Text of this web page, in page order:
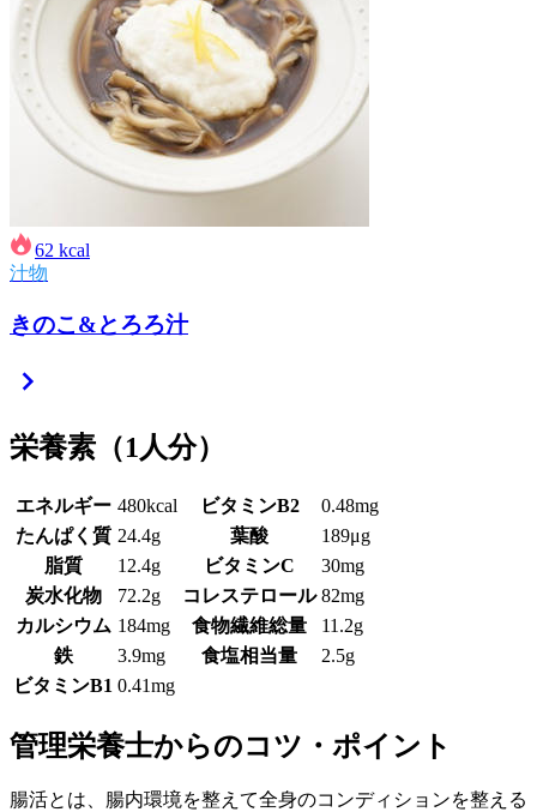
62 kcal
汁物
きのこ&とろろ汁
栄養素 （1人分）
エネルギー 480kcal ビタミンB2
0.48mg
たんぱく質 24.4g 葉酸
189μg
脂質
12.4g ビタミンC
30mg
炭水化物
72.2g コレステロール 82mg
カルシウム 184mg 食物繊維総量
11.2g
鉄
3.9mg 食塩相当量
2.5g
ビタミンB1 0.41mg
管理栄養士からのコツ・ポイント
腸活とは、腸内環境を整えて全身のコンディションを整える